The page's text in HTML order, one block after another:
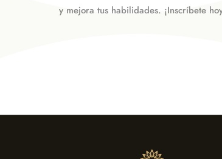
y mejora tus habilidades. ¡Inscríbete